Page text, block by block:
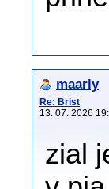
maarly
Re: Brist
13. 07. 2026
zial